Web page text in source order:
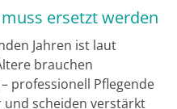
ersetzt werden
Jahren ist laut
brauchen
professionell Pflegende
scheiden verstärkt